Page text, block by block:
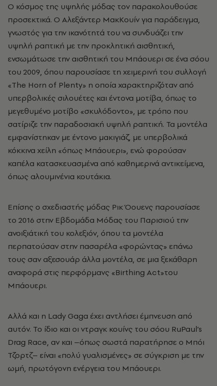
Ο κόσμος της υψηλής μόδας τον παρακολουθούσε
προσεκτικά. Ο Αλεξάντερ ΜακΚουίν για παράδειγμα,
γνωστός για την ικανότητά του να συνδυάζει την
υψηλή ραπτική με την προκλητική αισθητική,
ενσωμάτωσε την αισθητική του Μπάουερι σε ένα σόου
του 2009, όπου παρουσίασε τη χειμερινή του συλλογή
«The Horn of Plenty» η οποία χαρακτηριζόταν από
υπερβολικές σιλουέτες και έντονα μοτίβα, όπως το
μεγεθυμένο μοτίβο «σκυλόδοντο», με τρόπο που
σατίριζε την παραδοσιακή υψηλή ραπτική. Τα μοντέλα
εμφανίστηκαν με έντονο μακιγιάζ, με υπερβολικά
κόκκινα χείλη «όπως Μπάουερι», ενώ φορούσαν
καπέλα κατασκευασμένα από καθημερινά αντικείμενα,
όπως αλουμινένια κουτάκια.
Επίσης ο σχεδιαστής μόδας Ρικ Όουενς παρουσίασε
το 2016 στην Εβδομάδα Μόδας του Παρισιού την
ανοιξιάτική του κολεξιόν, όπου τα μοντέλα
περπατούσαν στην πασαρέλα «φορώντας» επάνω
τους σαν αξεσουάρ άλλα μοντέλα, σε μια ξεκάθαρη
αναφορά στις περφόρμανς «Birthing Act»του
Μπάουερι.
Αλλά και η Lady Gaga έχει αντλήσει έμπνευση από
αυτόν. Το ίδιο και οι ντραγκ κουίνς του σόου RuPaul’s
Drag Race, αν και –όπως σωστά παρατήρησε ο Μπόι
Τζορτζ– είναι «πολύ γυαλισμένες» σε σύγκριση με την
ωμή, πρωτόγονη ενέργεια του Μπάουερι.